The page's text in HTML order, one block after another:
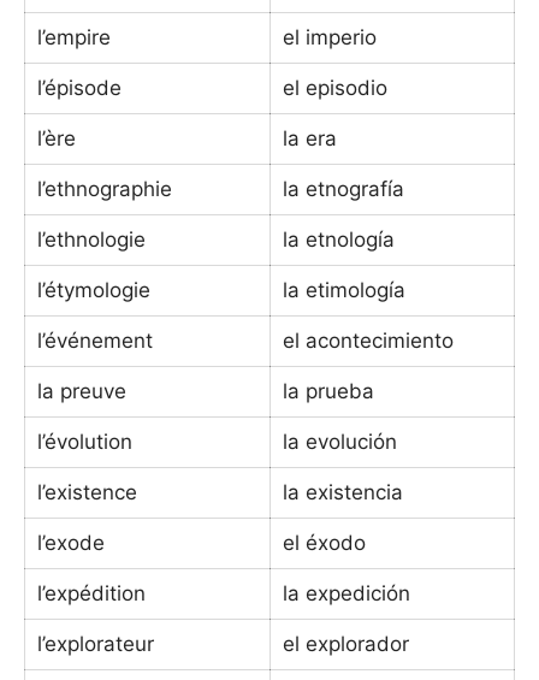
l’empire el imperio
l’épisode el episodio
l’ère la era
l’ethnographie la etnografía
l’ethnologie la etnología
l’étymologie la etimología
l’événement el acontecimiento
la preuve la prueba
l’évolution la evolución
l’existence la existencia
l’exode el éxodo
l’expédition la expedición
l’explorateur el explorador